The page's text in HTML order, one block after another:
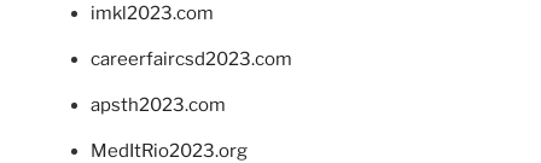
imkl2023.com
careerfaircsd2023.com
apsth2023.com
MedItRio2023.org